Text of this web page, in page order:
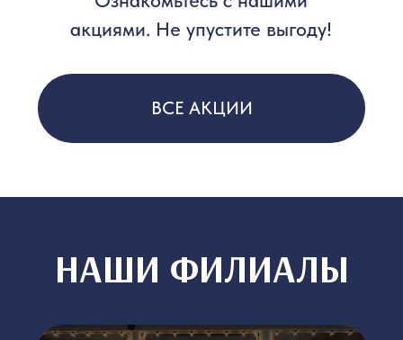
Маршала Блюхера), г. Нижний Новгород,
СКАЧАТЬ